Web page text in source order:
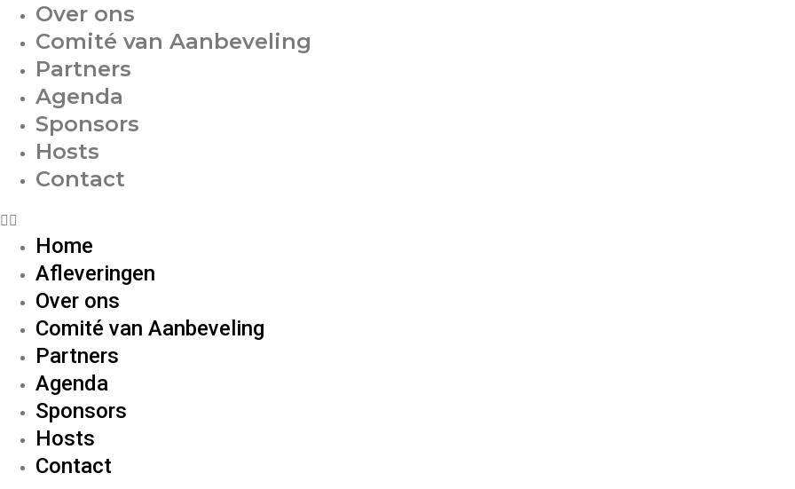
Over ons
Comité van Aanbeveling
Partners
Agenda
Sponsors
Hosts
Contact
Home
Afleveringen
Over ons
Comité van Aanbeveling
Partners
Agenda
Sponsors
Hosts
Contact